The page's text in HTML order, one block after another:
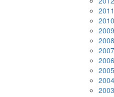
2011
2010
2009
2008
2007
2006
2005
2004
2003